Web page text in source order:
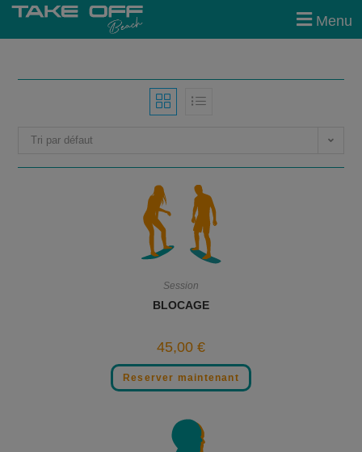
Menu
Tri par défaut
Session
BLOCAGE
45,00 €
Reserver maintenant